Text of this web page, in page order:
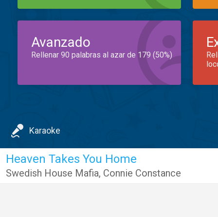
Avanzado
Rellenar 90 palabras al azar de 179 (50%)
Karaoke
Heaven Takes You Home
Swedish House Mafia, Connie Constance